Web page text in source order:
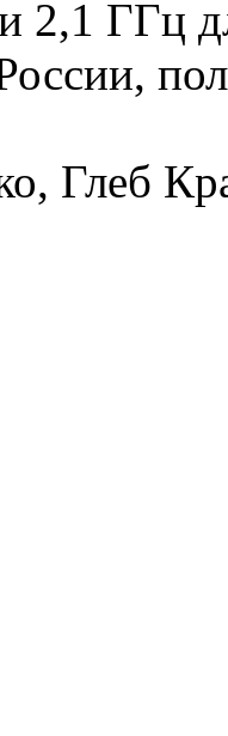
2,1 ГГц
Глеб